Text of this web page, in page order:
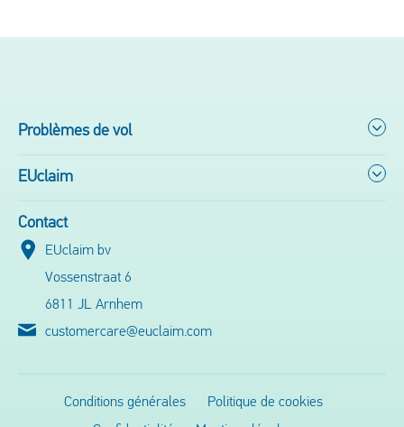
Problèmes de vol
EUclaim
Contact
EUclaim bv
Vossenstraat 6
6811 JL Arnhem
customercare@euclaim.com
Conditions générales
Politique de cookies